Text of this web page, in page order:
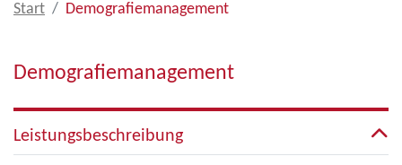
Start Demografiemanagement
Demografiemanagement
Leistungsbeschreibung